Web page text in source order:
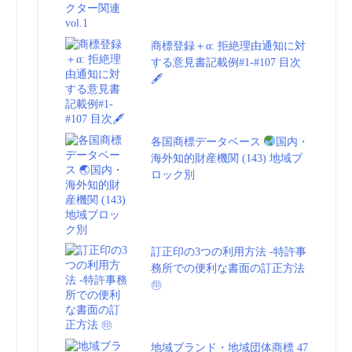
商標登録＋α: 拒絶理由通知に対
する意見書記載例#1-#107 目次
🖋
各国商標データベース
国内・
海外知的財産機関 (143) 地域ブ
ロック別
訂正印の3つの利用方法 -特許事
務所での便利な書面の訂正方法
㊞
地域ブランド・地域団体商標 47